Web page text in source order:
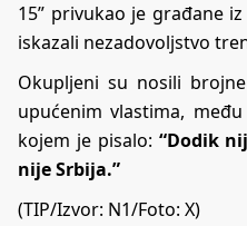
15” privukao je građane
iskazali nezadovoljstvo
Okupljeni su nosili
upućenim vlastima,
kojem je pisalo: “Dodik
nije Srbija.”
(TIP/Izvor: N1/Foto: X)